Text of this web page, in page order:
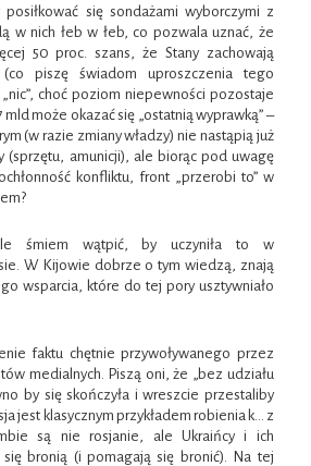
posiłkować się sondażami wyborczymi z
w nich łeb w łeb, co pozwala uznać, że
50 proc. szans, że Stany zachowają
(co piszę świadom uproszczenia tego
choć poziom niepewności pozostaje
może okazać się „ostatnią wyprawką” –
(w razie zmiany władzy) nie nastąpią już
(sprzętu, amunicji), ale biorąc pod uwagę
konfliktu, front „przerobi to” w
śmiem wątpić, by uczyniła to w
W Kijowie dobrze o tym wiedzą, znają
wsparcia, które do tej pory usztywniało
faktu chętnie przywoływanego przez
medialnych. Piszą oni, że „bez udziału
by się skończyła i wreszcie przestaliby
jest klasycznym przykładem robienia k… z
są nie rosjanie, ale Ukraińcy i ich
bronią (i pomagają się bronić). Na tej